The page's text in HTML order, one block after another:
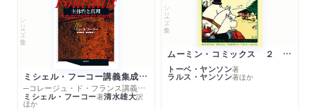
シリーズ・全集
ミシェル・フーコー講義集成１０ 主体性と真理
─コレージュ・ド・フランス講義１９８０－１９８１年度
ミシェル・フーコー著清水雄大訳
ほか
シリーズ・全集
ムーミン・コミックス ２ あこがれの遠い土地
トーベ・ヤンソン著
ラルス・ヤンソン著ほか